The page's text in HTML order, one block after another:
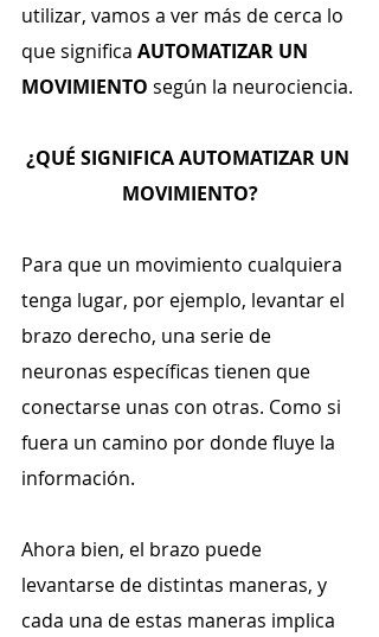
utilizar, vamos a ver más de cerca lo
que significa AUTOMATIZAR UN
MOVIMIENTO según la neurociencia.
¿QUÉ SIGNIFICA AUTOMATIZAR UN
MOVIMIENTO?
Para que un movimiento cualquiera
tenga lugar, por ejemplo, levantar el
brazo derecho, una serie de
neuronas específicas tienen que
conectarse unas con otras. Como si
fuera un camino por donde fluye la
información.
Ahora bien, el brazo puede
levantarse de distintas maneras, y
cada una de estas maneras implica